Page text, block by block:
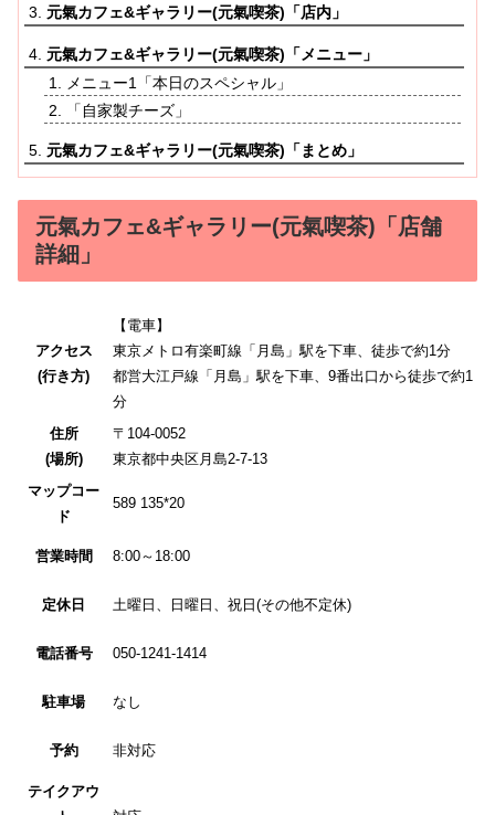
元氣カフェ&ギャラリー(元氣喫茶)「店内」
元氣カフェ&ギャラリー(元氣喫茶)「メニュー」
メニュー1「本日のスペシャル」
「自家製チーズ」
元氣カフェ&ギャラリー(元氣喫茶)「まとめ」
元氣カフェ&ギャラリー(元氣喫茶)「店舗
詳細」
アクセス
(行き方)
【電車】
東京メトロ有楽町線「月島」駅を下車、徒歩で約1分
都営大江戸線「月島」駅を下車、9番出口から徒歩で約1
分
住所
(場所)
〒104-0052
東京都中央区月島2-7-13
マップコー
ド
589 135*20
営業時間 8:00～18:00
定休日 土曜日、日曜日、祝日(その他不定休)
電話番号 050-1241-1414
駐車場 なし
予約 非対応
テイクアウ